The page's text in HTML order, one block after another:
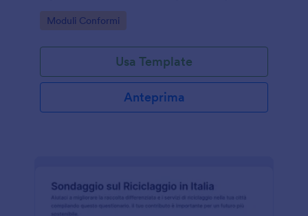
modulo personalizzabile.
Go to Category:
Moduli Conformi
Usa Template
Anteprima